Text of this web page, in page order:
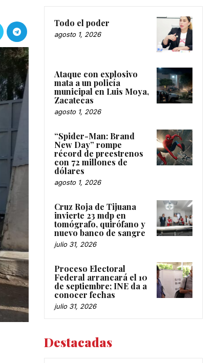
Todo el poder
agosto 1, 2026
Ataque con explosivo
mata a un policía
municipal en Luis Moya,
Zacatecas
agosto 1, 2026
“Spider-Man: Brand
New Day” rompe
récord de preestrenos
con 72 millones de
dólares
agosto 1, 2026
Cruz Roja de Tijuana
invierte 23 mdp en
tomógrafo, quirófano y
nuevo banco de sangre
julio 31, 2026
Proceso Electoral
Federal arrancará el 10
de septiembre; INE da a
conocer fechas
julio 31, 2026
Destacadas